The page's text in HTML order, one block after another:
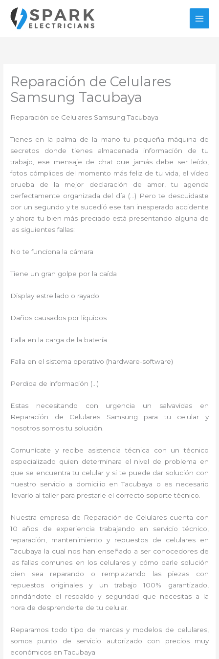
contenido
Reparación de Celulares
Samsung Tacubaya
Reparación de Celulares Samsung Tacubaya
Tienes en la palma de la mano tu pequeña máquina de
secretos donde tienes almacenada información de tu
trabajo, ese mensaje de chat que jamás debe ser leído,
fotos cómplices del momento más feliz de tu vida, el vídeo
prueba de la mejor declaración de amor, tu agenda
perfectamente organizada del día (…) Pero te descuidaste
por un segundo y te sucedió ese tan inesperado accidente
y ahora tu bien más preciado está presentando alguna de
las siguientes fallas:
No te funciona la cámara
Tiene un gran golpe por la caída
Display estrellado o rayado
Daños causados por líquidos
Falla en la carga de la batería
Falla en el sistema operativo (hardware-software)
Perdida de información (…)
Estas necesitando con urgencia un salvavidas en
Reparación de Celulares Samsung para tu celular y
nosotros somos tu solución.
Comunícate y recibe asistencia técnica con un técnico
especializado quien determinara el nivel de problema en
que se encuentra tu celular y si te puede dar solución con
nuestro servicio a domicilio en Tacubaya o es necesario
llevarlo al taller para prestarle el correcto soporte técnico.
Nuestra empresa de Reparación de Celulares cuenta con
10 años de experiencia trabajando en servicio técnico,
reparación, mantenimiento y repuestos de celulares en
Tacubaya la cual nos han enseñado a ser conocedores de
las fallas comunes en los celulares y cómo darle solución
bien sea reparando o remplazando las piezas con
repuestos originales y un trabajo 100% garantizado,
brindándote el respaldo y seguridad que necesitas a la
hora de desprenderte de tu celular.
Reparamos todo tipo de marcas y modelos de celulares,
somos punto de servicio autorizado con precios muy
económicos en Tacubaya